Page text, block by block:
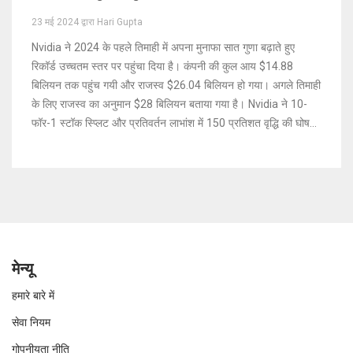
23 मई 2024 द्वारा Hari Gupta
Nvidia ने 2024 के पहले तिमाही में अपना मुनाफा सात गुणा बढ़ाते हुए
रिकॉर्ड उच्चतम स्तर पर पहुंचा दिया है। कंपनी की कुल आय $14.88
बिलियन तक पहुंच गयी और राजस्व $26.04 बिलियन हो गया। अगले तिमाही
के लिए राजस्व का अनुमान $28 बिलियन बताया गया है। Nvidia ने 10-
फॉर-1 स्टॉक स्प्लिट और प्रतिवर्तन लाभांश में 150 प्रतिशत वृद्धि की घोषणा
मेन्यू
हमारे बारे में
सेवा नियम
गोपनीयता नीति